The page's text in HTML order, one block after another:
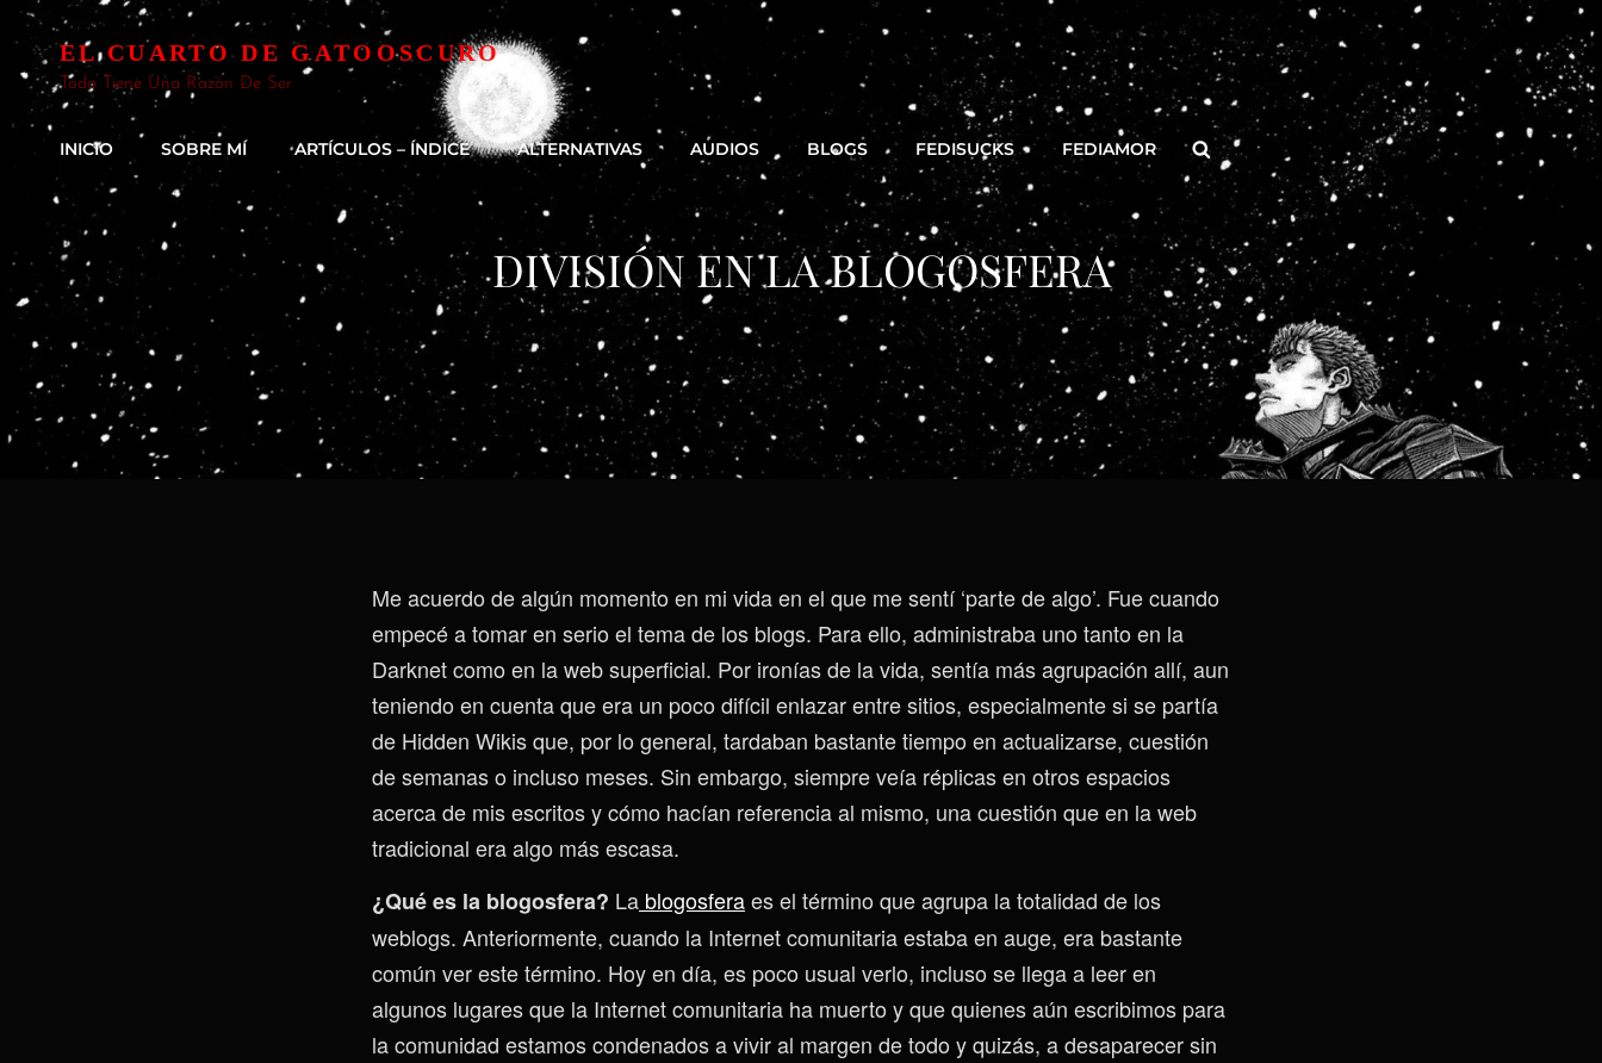
EL CUARTO DE GATOOSCURO
Todo Tiene Una Razón De Ser
INICIO SOBRE MÍ ARTÍCULOS – ÍNDICE ALTERNATIVAS AUDIOS BLOGS FEDISUCKS FEDIAMOR Buscar
DIVISIÓN EN LA BLOGOSFERA
Me acuerdo de algún momento en mi vida en el que me sentí ‘parte de algo’. Fue cuando
empecé a tomar en serio el tema de los blogs. Para ello, administraba uno tanto en la
Darknet como en la web superficial. Por ironías de la vida, sentía más agrupación allí, aun
teniendo en cuenta que era un poco difícil enlazar entre sitios, especialmente si se partía
de Hidden Wikis que, por lo general, tardaban bastante tiempo en actualizarse, cuestión
de semanas o incluso meses. Sin embargo, siempre veía réplicas en otros espacios
acerca de mis escritos y cómo hacían referencia al mismo, una cuestión que en la web
tradicional era algo más escasa.
¿Qué es la blogosfera? La blogosferaes el término que agrupa la totalidad de los
weblogs. Anteriormente, cuando la Internet comunitaria estaba en auge, era bastante
común ver este término. Hoy en día, es poco usual verlo, incluso se llega a leer en
algunos lugares que la Internet comunitaria ha muerto y que quienes aún escribimos para
la comunidad estamos condenados a vivir al margen de todo y quizás, a desaparecer sin